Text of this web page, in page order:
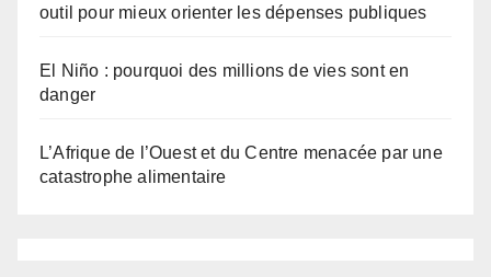
outil pour mieux orienter les dépenses publiques
El Niño : pourquoi des millions de vies sont en
danger
L’Afrique de l’Ouest et du Centre menacée par une
catastrophe alimentaire